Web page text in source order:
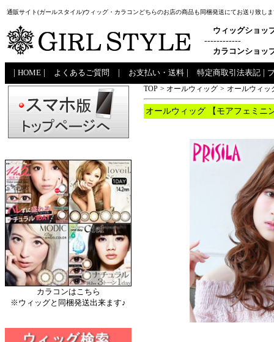
通販サイト(ガールスタイル)ウィッグ・カラコンどちらのお店の商品も同梱発送にてお送り致し
ウィッグショッ
------------
カラコンショッ
HOME よくあるご質問 お支払い・送料 特定商取引法表記
カラコンはこちら
※ウィッグと同梱発送出来ます♪
TOP > オールウィッグ > オールウィッ
オールウィッグ 【モアフェミニ